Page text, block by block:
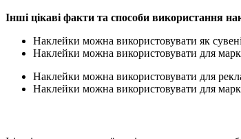
Інші цікаві факти та способи використання
Наклейки можна використовувати як
Наклейки можна використовувати для
Наклейки можна використовувати для
Наклейки можна використовувати для